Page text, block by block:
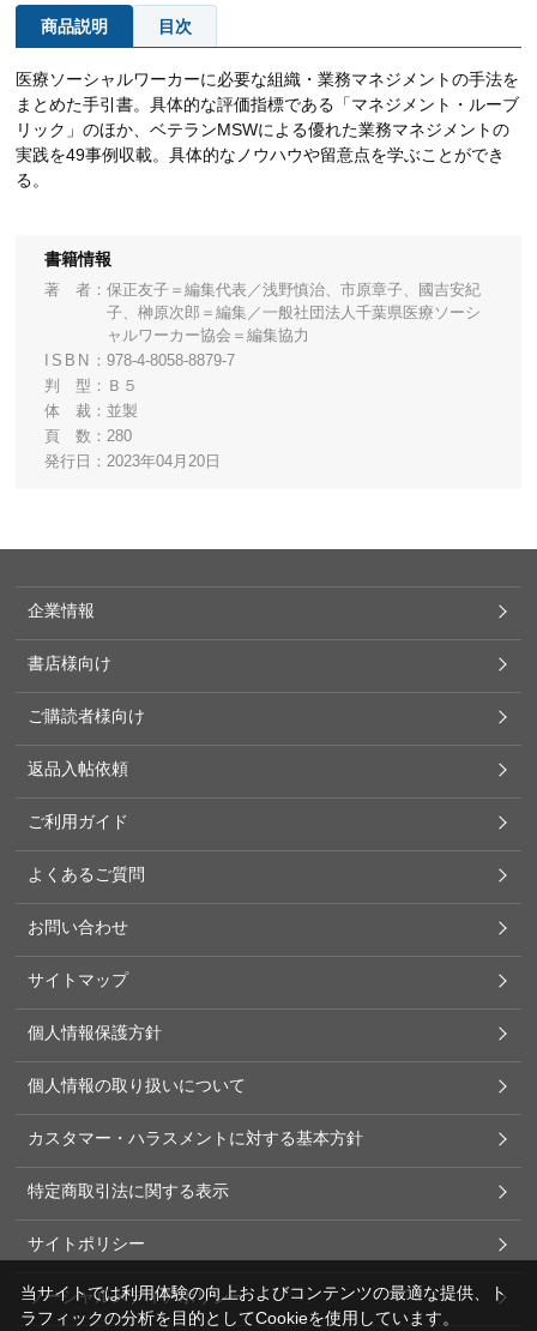
商品説明 目次
医療ソーシャルワーカーに必要な組織・業務マネジメントの手法を
まとめた手引書。具体的な評価指標である「マネジメント・ルーブ
リック」のほか、ベテランMSWによる優れた業務マネジメントの
実践を49事例収載。具体的なノウハウや留意点を学ぶことができ
る。
書籍情報
著 者
保正友子＝編集代表／浅野慎治、市原章子、國吉安紀
子、榊原次郎＝編集／一般社団法人千葉県医療ソーシ
ャルワーカー協会＝編集協力
ISBN
978-4-8058-8879-7
判 型
Ｂ５
体 裁
並製
頁 数
280
発行日
2023年04月20日
企業情報
書店様向け
ご購読者様向け
返品入帖依頼
ご利用ガイド
よくあるご質問
お問い合わせ
サイトマップ
個人情報保護方針
個人情報の取り扱いについて
カスタマー・ハラスメントに対する基本方針
特定商取引法に関する表示
サイトポリシー
ソーシャルメディアポリシー
当サイトでは利用体験の向上およびコンテンツの最適な提供、ト
ラフィックの分析を目的としてCookieを使用しています。